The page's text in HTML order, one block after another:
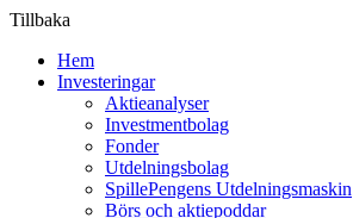
Tillbaka
Hem
Investeringar
Aktieanalyser
Investmentbolag
Fonder
Utdelningsbolag
SpillePengens Utdelningsmaskin
Börs och aktiepoddar